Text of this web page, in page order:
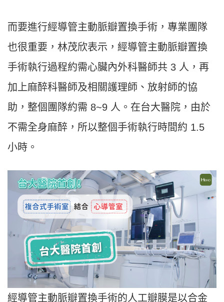
而要進行經導管主動脈瓣置換手術，專業團隊
也很重要，林茂欣表示，經導管主動脈瓣置換
手術執行過程約需心臟內外科醫師共 3 人，再
加上麻醉科醫師及相關護理師、放射師的協
助，整個團隊約需 8~9 人。在台大醫院，由於
不需全身麻醉，所以整個手術執行時間約 1.5
小時。
經導管主動脈瓣置換手術的人工瓣膜是以合金